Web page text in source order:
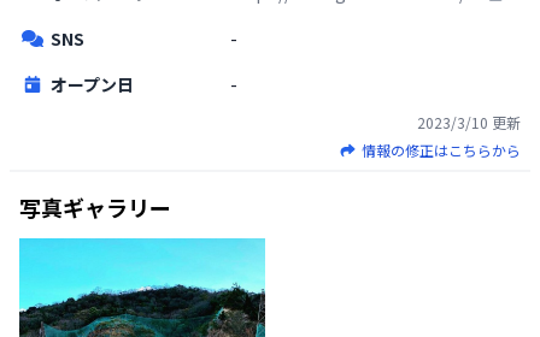
SNS
-
オープン日
-
2023/3/10 更新
情報の修正はこちらから
写真ギャラリー